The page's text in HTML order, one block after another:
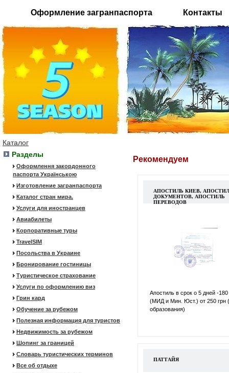
Оформление загранпаспорта Контакты
Каталог
Разделы
Оформлення закордонного
паспорта Українською
Изготовление загранпаспорта
Каталог стран мира.
Услуги для иностранцев
Авиабилеты
Корпоративные туры
TravelSIM
Посольства в Украине
Бронирование гостиницы
Туристическое страхование
Услуги по оформлению виз
Грин кард
Обучение за рубежом
Полезная информация для туристов
Недвижимость за рубежом
Шопинг за границей
Словарь туристических терминов
Все об отдыхе
Рекомендуем
АПОСТИЛЬ КИЕВ,
ДОКУМЕНТОВ, АПОСТИЛЬ
ПЕРЕВОДОВ
Апостиль в срок о 5 дней -180
(МИД и Мин. Юст.) от 250 грн
образования)
ПАТТАЙЯ